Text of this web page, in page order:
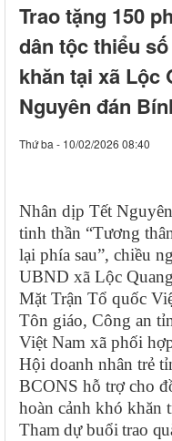
Trao tặng 150
dân tộc thiểu
khăn tại xã Lộc
Nguyên đán
Thứ ba - 10/02/2026 08:40
Nhân dịp Tết
tinh thần “Tương
lại phía sau”, chiều
UBND xã Lộc
Mặt Trận Tổ quốc
Tôn giáo, Công an
Việt Nam xã phối
Hội doanh nhân trẻ
BCONS hỗ trợ cho
hoàn cảnh khó khăn
Tham dự buổi trao